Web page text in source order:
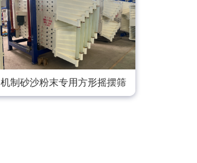
机制砂沙粉末专用方形摇摆筛